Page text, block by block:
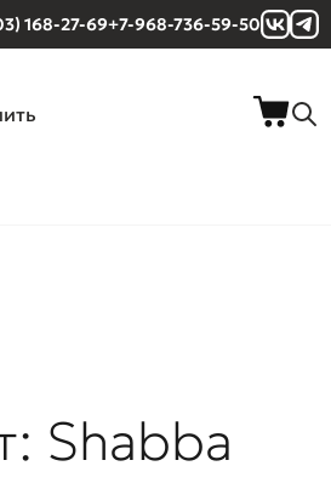
168-27-69+7-968-736-59-50
Shabba